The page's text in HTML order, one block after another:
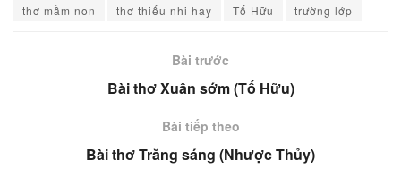
thơ mầm non
thơ thiếu nhi hay Tố Hữu trường lớp
Bài trước
Bài thơ Xuân sớm (Tố Hữu)
Bài tiếp theo
Bài thơ Trăng sáng (Nhược Thủy)